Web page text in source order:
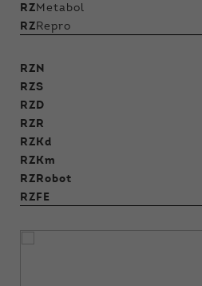
RZMetabol
RZRepro
RZN
RZS
RZD
RZR
RZKd
RZKm
RZRobot
RZFE